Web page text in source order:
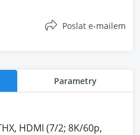
Poslat e-mailem
Parametry
HDMI (7/2; 8K/60p,